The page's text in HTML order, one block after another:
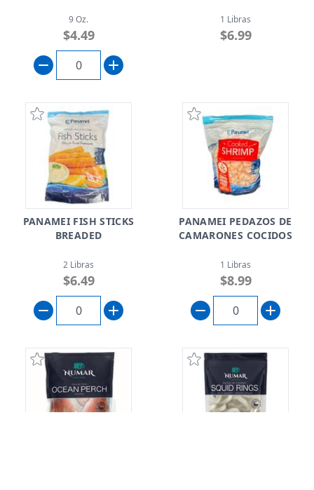
9 Oz.
$4.49
1 Libras
$6.99
PANAMEI FISH STICKS
BREADED
2 Libras
$6.49
PANAMEI PEDAZOS DE
CAMARONES COCIDOS
1 Libras
$8.99